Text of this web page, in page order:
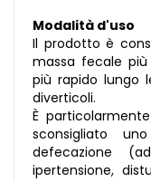
Modalità d'uso
Il prodotto è
massa fecale
più rapido lungo
diverticoli.
È
sconsigliato
defecazione
ipertensione,